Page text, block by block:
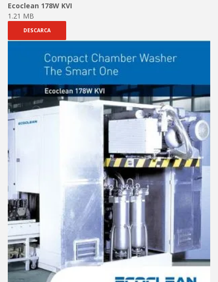
Ecoclean 178W KVI
1.21 MB
DESCARCA